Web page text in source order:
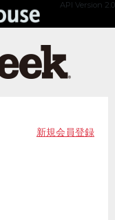
API Version 2.0
新規会員登録